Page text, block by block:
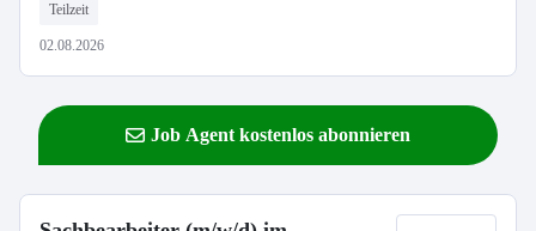
Teilzeit
02.08.2026
Job Agent kostenlos abonnieren